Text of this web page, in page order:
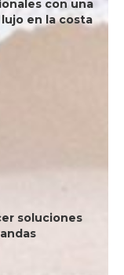
con una
en la costa
soluciones